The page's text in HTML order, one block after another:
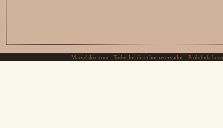
Marvelslux.com - Todos los derechos reservados - Prohibida la